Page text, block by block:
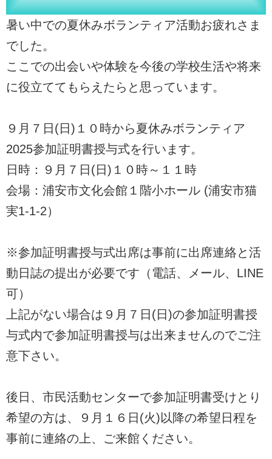
暑い中での夏休みボランティア活動お疲れさま
でした。
ここでの出会いや体験を今後の学校生活や将来
に役立ててもらえたらと思っています。
９月７日(日)１０時から夏休みボランティア
2025参加証明書授与式を行います。
日時：９月７日(日)１０時～１１時
会場：浦安市文化会館１階小ホール (浦安市猫
実1-1-2）
※参加証明書授与式出席は事前に出席連絡と活
動日誌の提出が必要です（電話、メール、LINE
可）
上記がない場合は９月７日(日)の参加証明書授
与式内で参加証明書授与は出来ませんのでご注
意下さい。
後日、市民活動センターで参加証明書受けとり
希望の方は、９月１６日(火)以降の希望日程を
事前に連絡の上、ご来館ください。